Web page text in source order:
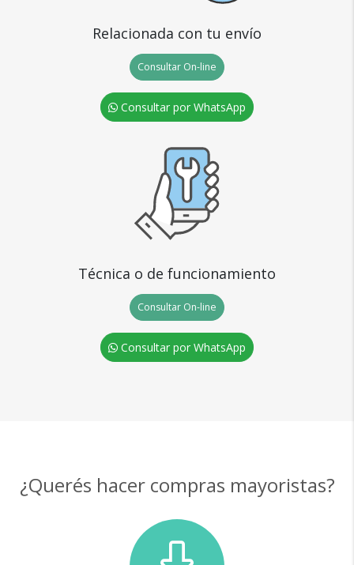
Relacionada con tu envío
Consultar On-line
Consultar por WhatsApp
Técnica o de funcionamiento
Consultar On-line
Consultar por WhatsApp
¿Querés hacer compras mayoristas?